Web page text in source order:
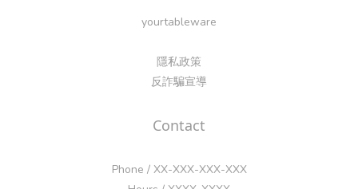
yourtableware
隱私政策
反詐騙宣導
Contact
Phone / XX-XXX-XXX-XXX